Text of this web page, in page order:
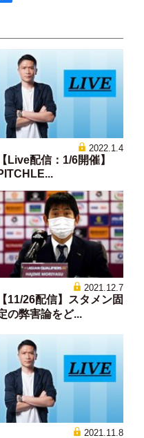
2022.1.4
【Live配信：1/6開催】
2021.12.7
【11/26配信】スタメン固
の弊害論をど...
2021.11.8